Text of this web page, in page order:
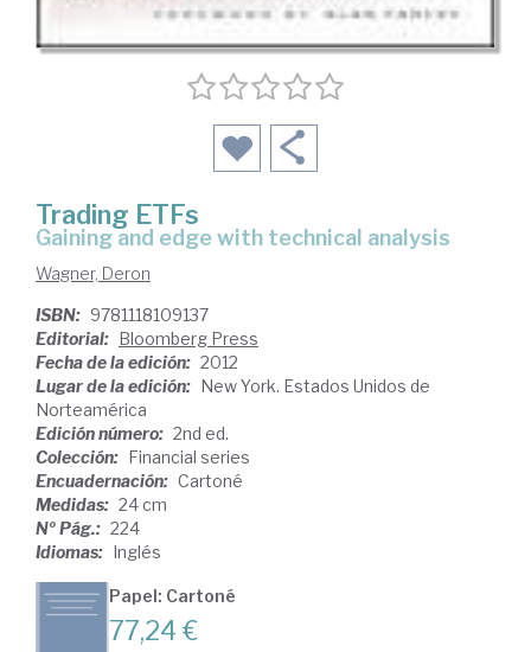
Trading ETFs
gaining and edge with technical analysis
Wagner, Deron
ISBN: 9781118109137
Editorial: Bloomberg Press
Fecha de la edición: 2012
Lugar de la edición: New York. Estados Unidos de
Norteamérica
Edición número: 2nd ed.
Colección: Financial series
Encuadernación: Cartoné
Medidas: 24 cm
Nº Pág.: 224
Idiomas: Inglés
Papel: Cartoné
77,24 €